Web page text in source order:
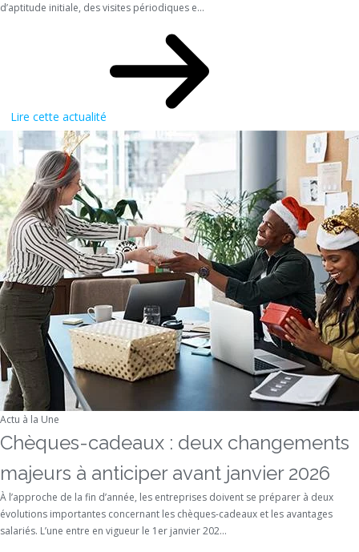
d’aptitude initiale, des visites périodiques e...
Lire cette actualité
Actu à la Une
Chèques-cadeaux : deux changements
majeurs à anticiper avant janvier 2026
À l’approche de la fin d’année, les entreprises doivent se préparer à deux
évolutions importantes concernant les chèques-cadeaux et les avantages
salariés. L’une entre en vigueur le 1er janvier 202...